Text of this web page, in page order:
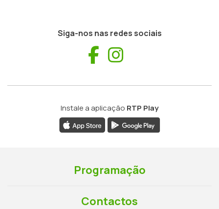
Siga-nos nas redes sociais
Facebook
Instale a aplicação RTP Play
Programação
Contactos